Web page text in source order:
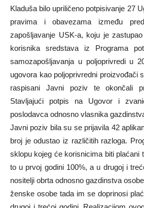
Kladuša bilo upriličeno potpisivanje 27
pravima i obavezama između
zapošljavanje USK-a, koju je
korisnika sredstava iz Programa
samozapošljavanja u poljoprivredi u
ugovora kao poljoprivredni proizvođači
raspisani Javni poziv te okončali
Stavljajući potpis na Ugovor i
poslodavca odnosno vlasnika
Javni poziv bila su se prijavila 42
broj je odustao iz različitih razloga.
sklopu kojeg će korisnicima biti plaćani
to u prvoj godini 100%, a u drugoj i
nositelji obrta odnosno gazdinstva
ženske osobe tada im se doprinosi